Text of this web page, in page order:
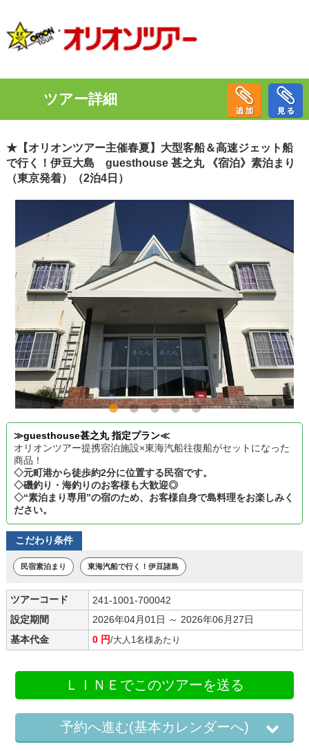
ツアー詳細
★【オリオンツアー主催春夏】大型客船＆高速ジェット船
で行く！伊豆大島 guesthouse 甚之丸 《宿泊》素泊まり
（東京発着）（2泊4日）
≫guesthouse甚之丸 指定プラン≪
オリオンツアー提携宿泊施設×東海汽船往復船がセットになった
商品！
◇元町港から徒歩約2分に位置する民宿です。
◇磯釣り・海釣りのお客様も大歓迎◎
◇“素泊まり専用”の宿のため、お客様自身で島料理をお楽しみく
ださい。
こだわり条件
民宿素泊まり 東海汽船で行く！伊豆諸島
ツアーコード
241-1001-700042
設定期間
2026年04月01日 ～ 2026年06月27日
基本代金
0 円/大人1名様あたり
ＬＩＮＥでこのツアーを送る
予約へ進む(基本カレンダーへ)